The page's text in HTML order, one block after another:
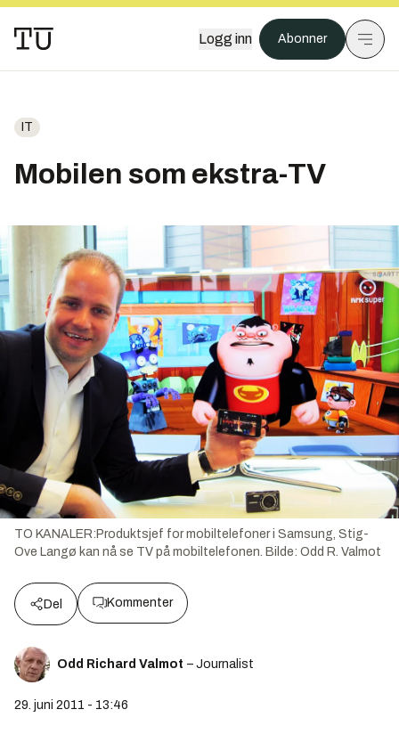
Logg inn Abonner
IT
Mobilen som ekstra-TV
TO KANALER:Produktsjef for mobiltelefoner i Samsung, Stig-
Ove Langø kan nå se TV på mobiltelefonen. Bilde: Odd R. Valmot
Del Kommenter
Odd Richard Valmot – Journalist
29. juni 2011 - 13:46